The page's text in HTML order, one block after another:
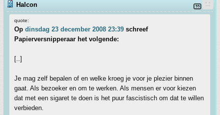
Halcon
quote:
Op dinsdag 23 december 2008 23:39 schreef
Papierversnipperaar het volgende:
[..]
Je mag zelf bepalen of en welke kroeg je voor je plezier binnen
gaat. Als bezoeker en om te werken. Als mensen er voor kiezen
dat met een sigaret te doen is het puur fascistisch om dat te willen
verbieden.